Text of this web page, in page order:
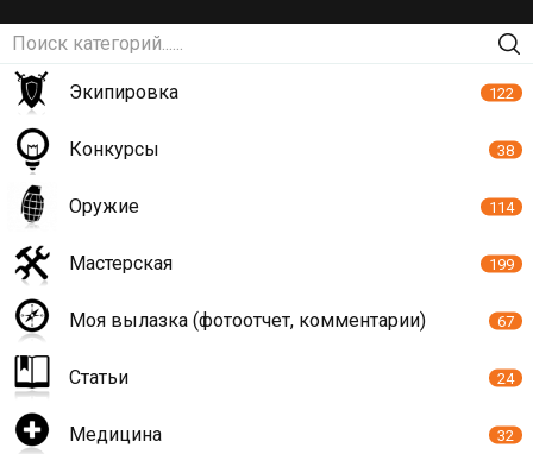
Экипировка 122
Конкурсы 38
Оружие 114
Мастерская 199
Моя вылазка (фотоотчет, комментарии) 67
Статьи 24
Медицина 32